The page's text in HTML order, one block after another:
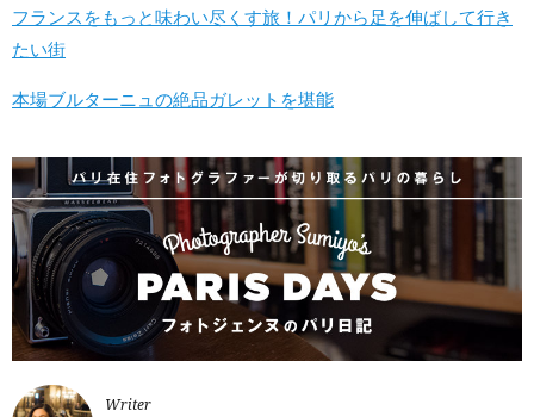
フランスをもっと味わい尽くす旅！パリから足を伸ばして行き
たい街
本場ブルターニュの絶品ガレットを堪能
Writer